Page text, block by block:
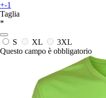
+-1
Taglia
*
S XL
3XL
Questo campo è obbligatorio